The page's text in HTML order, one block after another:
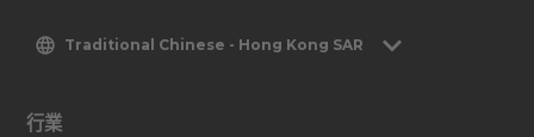
Traditional Chinese - Hong Kong SAR
行業